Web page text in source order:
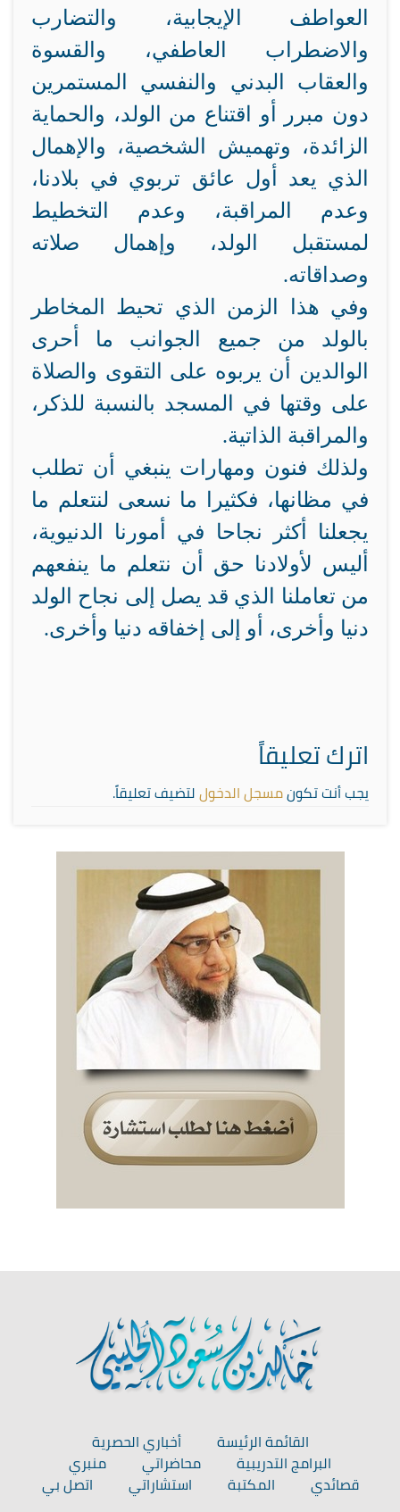
العواطف الإيجابية، والتضارب
والاضطراب العاطفي، والقسوة
والعقاب البدني والنفسي المستمرين
دون مبرر أو اقتناع من الولد، والحماية
الزائدة، وتهميش الشخصية، والإهمال
الذي يعد أول عائق تربوي في بلادنا،
وعدم المراقبة، وعدم التخطيط
لمستقبل الولد، وإهمال صلاته
وصداقاته.
وفي هذا الزمن الذي تحيط المخاطر
بالولد من جميع الجوانب ما أحرى
الوالدين أن يربوه على التقوى والصلاة
على وقتها في المسجد بالنسبة للذكر،
والمراقبة الذاتية.
ولذلك فنون ومهارات ينبغي أن تطلب
في مظانها، فكثيرا ما نسعى لنتعلم ما
يجعلنا أكثر نجاحا في أمورنا الدنيوية،
أليس لأولادنا حق أن نتعلم ما ينفعهم
من تعاملنا الذي قد يصل إلى نجاح الولد
دنيا وأخرى، أو إلى إخفاقه دنيا وأخرى.
اترك تعليقاً
يجب أنت تكونمسجل الدخوللتضيف تعليقاً.
القائمة الرئيسة
أخباري الحصرية
البرامج التدريبية
محاضراتي
منبري
قصائدي
المكتبة استشاراتي اتصل بي